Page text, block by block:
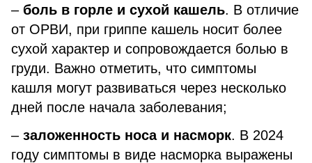
– боль в горле и сухой кашель. В отличие
от ОРВИ, при гриппе кашель носит более
сухой характер и сопровождается болью в
груди. Важно отметить, что симптомы
кашля могут развиваться через несколько
дней после начала заболевания;
– заложенность носа и насморк. В 2024
году симптомы в виде насморка выражены